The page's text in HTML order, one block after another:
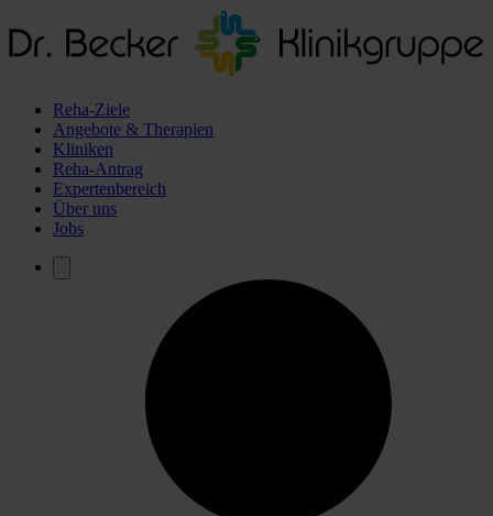
Reha-Ziele
Angebote & Therapien
Kliniken
Reha-Antrag
Expertenbereich
Über uns
Jobs